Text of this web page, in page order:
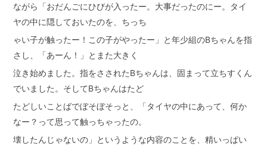
ながら「おだんごにひびが入ったー。大事だったのにー。タイ
ヤの中に隠しておいたのを、ちっち
ゃい子が触ったー！この子がやったー」と年少組のBちゃんを指
さし、「あーん！」とまた大きく
泣き始めました。指をさされたBちゃんは、固まって立ちすくん
でいました。そしてBちゃんはたど
たどしいことばでぼそぼそっと、「タイヤの中にあって、何か
なー？って思って触っちゃったの。
壊したんじゃないの」というような内容のことを、精いっぱい